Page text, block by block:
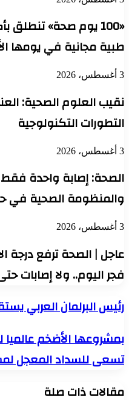
طبية مجانية في يومها
3 أغسطس، 2026
نقيب العلوم الصحية:
التطورات التكنولوجية
3 أغسطس، 2026
الصحة: إصابة واحدة فقط
والمنظومة الصحية في
3 أغسطس، 2026
عاجل | الصحة ترفع درجة
فجر اليوم.. ولا إصابات
رئيس
البرلمان
يستقبل
سمو
ولي
رئيس البرلمان العربي
بمشروعها
الأضخم
عالميا
لزراعة
…
بمشروعها الأضخم عالميا
تسعى للسداد المعجل لمساحة
مقالات ذات صلة